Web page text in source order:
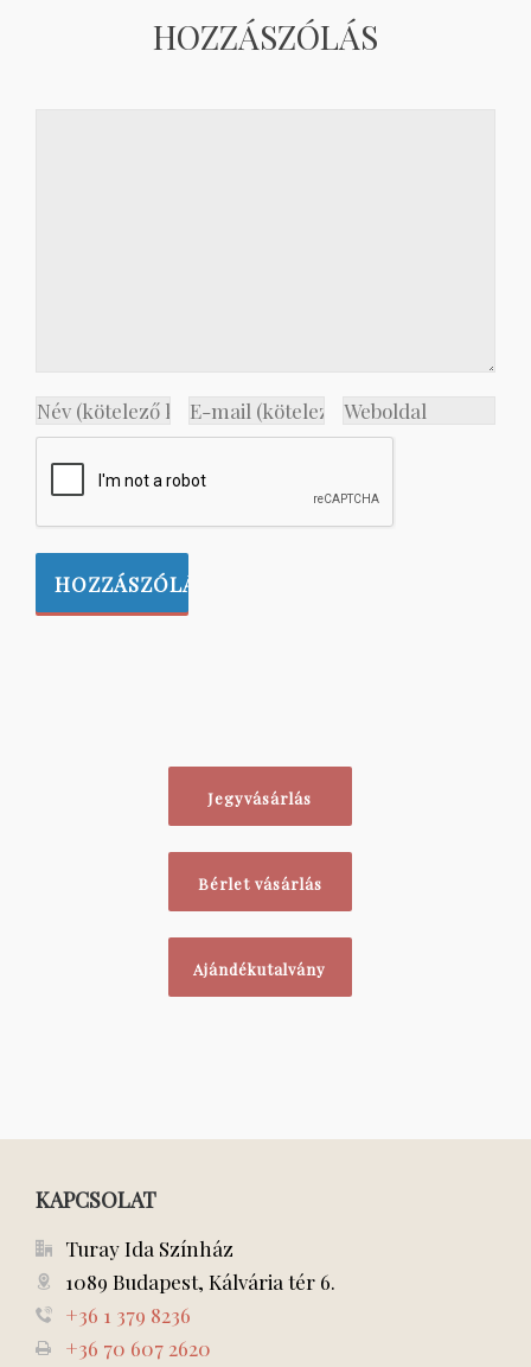
HOZZÁSZÓLÁS
Jegyvásárlás
Bérlet vásárlás
Ajándékutalvány
KAPCSOLAT
Turay Ida Színház
1089 Budapest, Kálvária tér 6.
+36 1 379 8236
+36 70 607 2620